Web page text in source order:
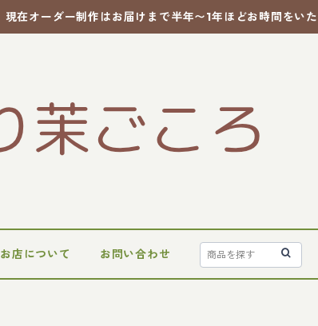
現在オーダー制作はお届けまで半年〜1年ほどお時間をいた
お店について お問い合わせ